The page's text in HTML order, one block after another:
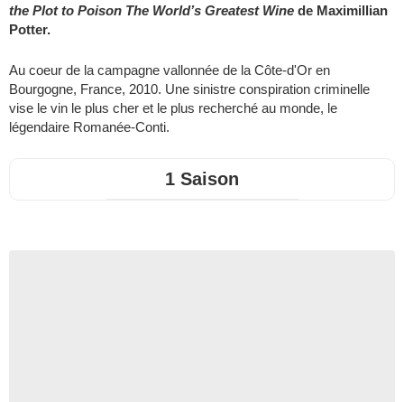
the Plot to Poison The World’s Greatest Wine de Maximillian
Potter.
Au coeur de la campagne vallonnée de la Côte-d'Or en
Bourgogne, France, 2010. Une sinistre conspiration criminelle
vise le vin le plus cher et le plus recherché au monde, le
légendaire Romanée-Conti.
1 Saison